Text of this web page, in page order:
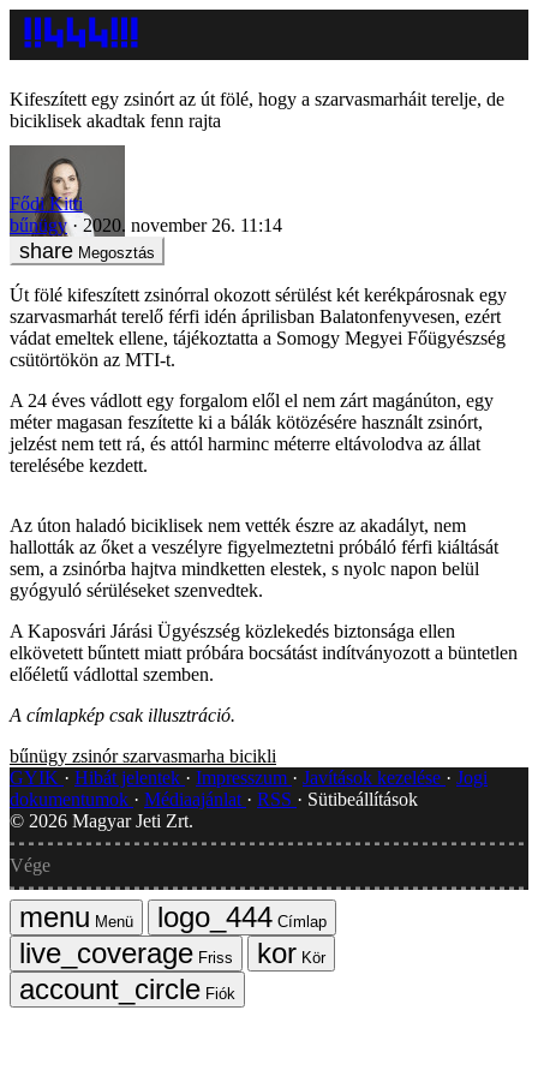
Kifeszített egy zsinórt az út fölé, hogy a szarvasmarháit terelje, de
biciklisek akadtak fenn rajta
Fődi Kitti
bűnügy
2020. november 26. 11:14
Megosztás
Út fölé kifeszített zsinórral okozott sérülést két kerékpárosnak egy
szarvasmarhát terelő férfi idén áprilisban Balatonfenyvesen, ezért
vádat emeltek ellene, tájékoztatta a Somogy Megyei Főügyészség
csütörtökön az MTI-t.
A 24 éves vádlott egy forgalom elől el nem zárt magánúton, egy
méter magasan feszítette ki a bálák kötözésére használt zsinórt,
jelzést nem tett rá, és attól harminc méterre eltávolodva az állat
terelésébe kezdett.
Az úton haladó biciklisek nem vették észre az akadályt, nem
hallották az őket a veszélyre figyelmeztetni próbáló férfi kiáltását
sem, a zsinórba hajtva mindketten elestek, s nyolc napon belül
gyógyuló sérüléseket szenvedtek.
A Kaposvári Járási Ügyészség közlekedés biztonsága ellen
elkövetett bűntett miatt próbára bocsátást indítványozott a büntetlen
előéletű vádlottal szemben.
A címlapkép csak illusztráció.
bűnügy zsinór szarvasmarha bicikli
GYIK
Hibát jelentek Impresszum Javítások kezelése
Jogi
dokumentumok
Médiaajánlat RSS
Sütibeállítások
© 2026 Magyar Jeti Zrt.
Vége
Menü
Címlap
Friss
Kör
Fiók